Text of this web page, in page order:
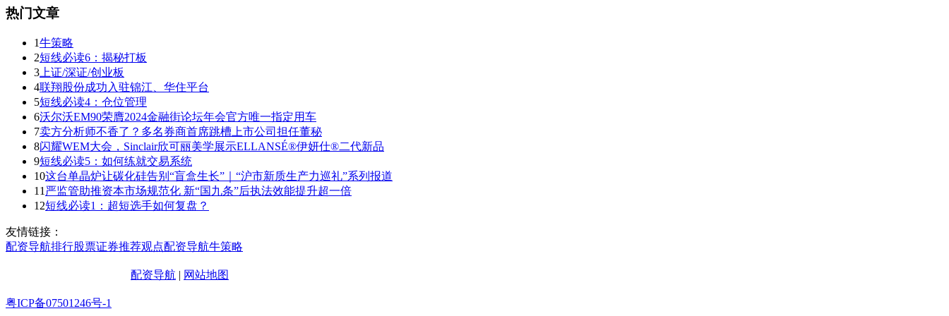
热门文章
1牛策略
2短线必读6：揭秘打板
3 上证/深证/创业板
4联翔股份成功入驻锦江、华住平台
5短线必读4：仓位管理
6沃尔沃EM90荣膺2024金融街论坛年会官方唯一指定用车
7卖方分析师不香了？多名券商首席跳槽上市公司担任董秘
8闪耀WEM大会，Sinclair欣可丽美学展示ELLANSÉ®伊妍仕®二代新品
9短线必读5：如何练就交易系统
10这台单晶炉让碳化硅告别“盲盒生长”｜“沪市新质生产力巡礼”系列报道
11 严监管助推资本市场规范化 新“国九条”后执法效能提升超一倍
12短线必读1：超短选手如何复盘？
友情链接：
配资导航排行股票证券推荐观点配资导航牛策略
配资导航 | 网站地图
粤ICP备07501246号-1